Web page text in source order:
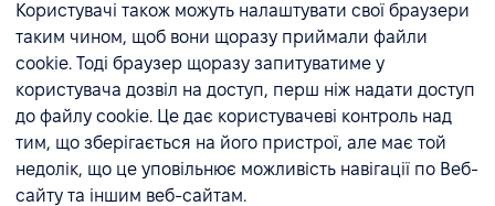
Користувачі також можуть налаштувати свої браузери
таким чином, щоб вони щоразу приймали файли
cookie. Тоді браузер щоразу запитуватиме у
користувача дозвіл на доступ, перш ніж надати доступ
до файлу cookie. Це дає користувачеві контроль над
тим, що зберігається на його пристрої, але має той
недолік, що це уповільнює можливість навігації по Веб-
сайту та іншим веб-сайтам.